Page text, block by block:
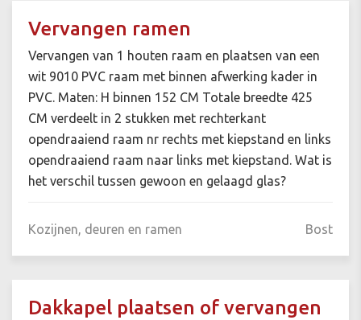
Vervangen ramen
Vervangen van 1 houten raam en plaatsen van een
wit 9010 PVC raam met binnen afwerking kader in
PVC. Maten: H binnen 152 CM Totale breedte 425
CM verdeelt in 2 stukken met rechterkant
opendraaiend raam nr rechts met kiepstand en links
opendraaiend raam naar links met kiepstand. Wat is
het verschil tussen gewoon en gelaagd glas?
Kozijnen, deuren en ramen Bost
Dakkapel plaatsen of vervangen